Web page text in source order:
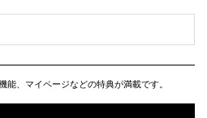
能、マイページなどの特典が満載です。